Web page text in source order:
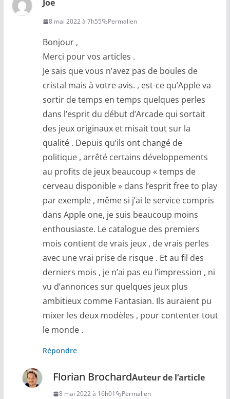
Joe
8 mai 2022 à 7h55 Permalien
Bonjour ,
Merci pour vos articles .
Je sais que vous n’avez pas de boules de
cristal mais à votre avis. , est-ce qu’Apple va
sortir de temps en temps quelques perles
dans l’esprit du début d’Arcade qui sortait
des jeux originaux et misait tout sur la
qualité . Depuis qu’ils ont changé de
politique , arrêté certains développements
au profits de jeux beaucoup « temps de
cerveau disponible » dans l’esprit free to play
par exemple , même si j’ai le service compris
dans Apple one, je suis beaucoup moins
enthousiaste. Le catalogue des premiers
mois contient de vrais jeux , de vrais perles
avec une vrai prise de risque . Et au fil des
derniers mois , je n’ai pas eu l’impression , ni
vu d’annonces sur quelques jeux plus
ambitieux comme Fantasian. Ils auraient pu
mixer les deux modèles , pour contenter tout
le monde .
Répondre
Florian BrochardAuteur de l’article
8 mai 2022 à 16h01 Permalien